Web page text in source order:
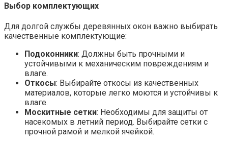
Выбор комплектующих
Для долгой службы деревянных окон важно выбирать
качественные комплектующие:
Подоконники: Должны быть прочными и
устойчивыми к механическим повреждениям и
влаге.
Откосы: Выбирайте откосы из качественных
материалов, которые легко моются и устойчивы к
влаге.
Москитные сетки: Необходимы для защиты от
насекомых в летний период. Выбирайте сетки с
прочной рамой и мелкой ячейкой.